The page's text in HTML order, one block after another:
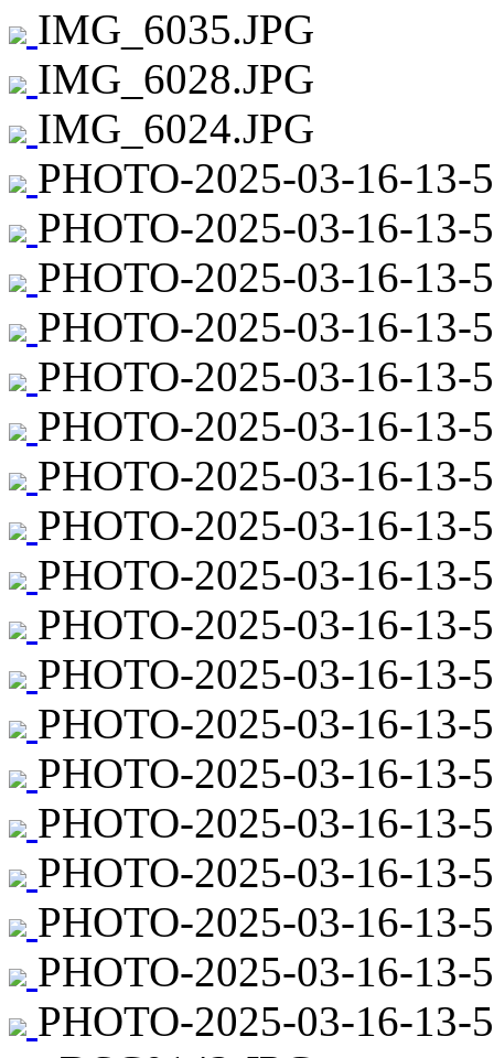
IMG_6035.JPG
IMG_6028.JPG
IMG_6024.JPG
PHOTO-2025-03-16-13-
PHOTO-2025-03-16-13-
PHOTO-2025-03-16-13-
PHOTO-2025-03-16-13-
PHOTO-2025-03-16-13-
PHOTO-2025-03-16-13-
PHOTO-2025-03-16-13-
PHOTO-2025-03-16-13-
PHOTO-2025-03-16-13-
PHOTO-2025-03-16-13-
PHOTO-2025-03-16-13-
PHOTO-2025-03-16-13-
PHOTO-2025-03-16-13-
PHOTO-2025-03-16-13-
PHOTO-2025-03-16-13-
PHOTO-2025-03-16-13-
PHOTO-2025-03-16-13-
PHOTO-2025-03-16-13-